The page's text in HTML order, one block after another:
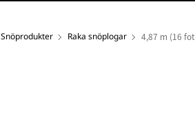
Snöprodukter Raka snöplogar 4,87 m (16